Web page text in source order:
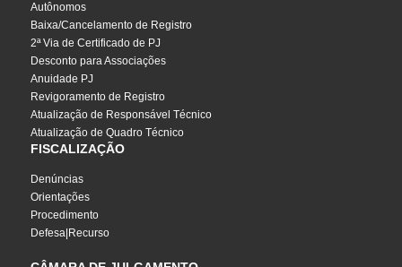
Autônomos
Baixa/Cancelamento de Registro
2ª Via de Certificado de PJ
Desconto para Associações
Anuidade PJ
Revigoramento de Registro
Atualização de Responsável Técnico
Atualização de Quadro Técnico
FISCALIZAÇÃO
Denúncias
Orientações
Procedimento
Defesa|Recurso